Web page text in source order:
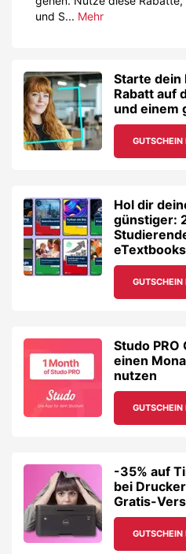
und S... Mehr
Starte dein
Rabatt auf
und einem
GUTSCHEIN
Hol dir
günstiger:
GUTSCHEIN
Studo
einen
nutzen
GUTSCHEIN
-35% auf
bei
Gratis-
GUTSCHEIN